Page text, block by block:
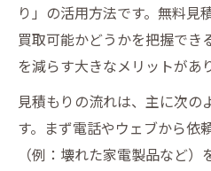
り」の活用方法です。無料見
買取可能かどうかを把握でき
を減らす大きなメリットがあ
見積もりの流れは、主に次の
す。まず電話やウェブから依
（例：壊れた家電製品など